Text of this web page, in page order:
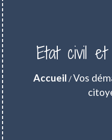
Etat civil
Accueil /Vos